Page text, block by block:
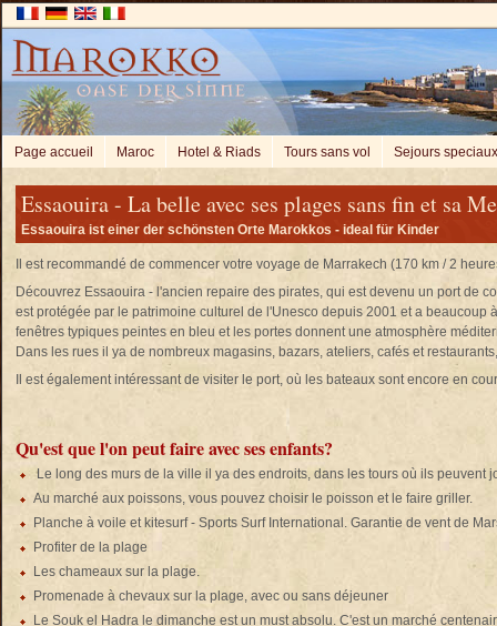
Page accueil Maroc Hotel & Riads Tours sans vol Sejours speciaux
Essaouira - La belle avec ses plages sans fin et sa
Essaouira ist einer der schönsten Orte Marokkos - ideal für Kinder
Il est recommandé de commencer votre voyage de Marrakech (170 km / 2
Découvrez Essaouira - l'ancien repaire des pirates, qui est devenu un port de
est protégée par le patrimoine culturel de l'Unesco depuis 2001 et a beaucoup
fenêtres typiques peintes en bleu et les portes donnent une atmosphère
Dans les rues il ya de nombreux magasins, bazars, ateliers, cafés et
Il est également intéressant de visiter le port, où les bateaux sont encore en
Qu'est que l'on peut faire avec ses enfants?
Le long des murs de la ville il ya des endroits, dans les tours où ils peuvent
Au marché aux poissons, vous pouvez choisir le poisson et le faire griller.
Planche à voile et kitesurf - Sports Surf International. Garantie de vent de
Profiter de la plage
Les chameaux sur la plage.
Promenade à chevaux sur la plage, avec ou sans déjeuner
Le Souk el Hadra le dimanche est un must absolu. C'est un marché